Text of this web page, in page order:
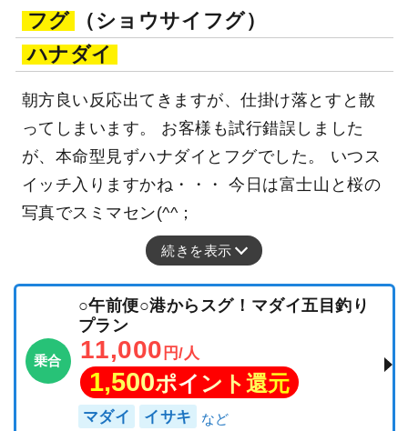
フグ
（ショウサイフグ）
ハナダイ
朝方良い反応出てきますが、仕掛け落とすと散
ってしまいます。 お客様も試行錯誤しました
が、本命型見ずハナダイとフグでした。 いつス
イッチ入りますかね・・・ 今日は富士山と桜の
写真でスミマセン(^^；
続きを表示
乗合
○午前便○港からスグ！マダイ五目釣り
プラン
11,000 円/人
1,500ポイント還元
マダイ イサキ